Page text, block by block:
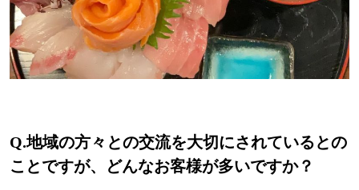
Q.地域の方々との交流を大切にされているとの
ことですが、どんなお客様が多いですか？